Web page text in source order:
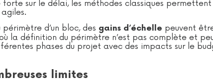
sur le délai, les méthodes classiques permettent
d’un bloc, des gains d’échelle peuvent
la définition du périmètre n’est pas complète et
phases du projet avec des impacts sur le
limites